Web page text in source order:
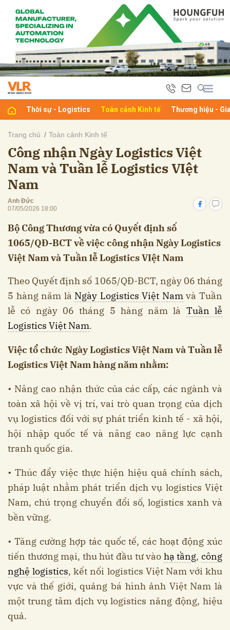
Thời sự - Logistics Toàn cảnh Kinh tế Thương hiệu -
Trang chủ Toàn cảnh Kinh tế
Công nhận Ngày Logistics Việt
Nam và Tuần lễ Logistics VIệt
Nam
Anh Đức
07/05/2026 18:00
Bộ Công Thương vừa có Quyết định số
1065/QĐ-BCT về việc công nhận Ngày Logistics
Việt Nam và Tuần lễ Logistics VIệt Nam
Theo Quyết định số 1065/QĐ-BCT, ngày 06 tháng
5 hàng năm là Ngày Logistics Việt Namvà Tuần
lễ có ngày 06 tháng 5 hàng năm là Tuần lễ
Logistics Việt Nam.
Việc tổ chức Ngày Logistics Việt Nam và Tuần lễ
Logistics Việt Nam hàng năm nhằm:
• Nâng cao nhận thức của các cấp, các ngành và
toàn xã hội về vị trí, vai trò quan trọng của dịch
vụ logistics đối với sự phát triển kinh tế - xã hội,
hội nhập quốc tế và nâng cao năng lực cạnh
tranh quốc gia.
• Thúc đẩy việc thực hiện hiệu quả chính sách,
pháp luật nhằm phát triển dịch vụ logistics Việt
Nam, chú trọng chuyển đổi số, logistics xanh và
bền vững.
• Tăng cường hợp tác quốc tế, các hoạt động xúc
tiến thương mại, thu hút đầu tư vào hạ tầng,công
nghệ logistics, kết nối logistics Việt Nam với khu
vực và thế giới, quảng bá hình ảnh Việt Nam là
một trung tâm dịch vụ logistics năng động, hiệu
quả.
luận
Hủy